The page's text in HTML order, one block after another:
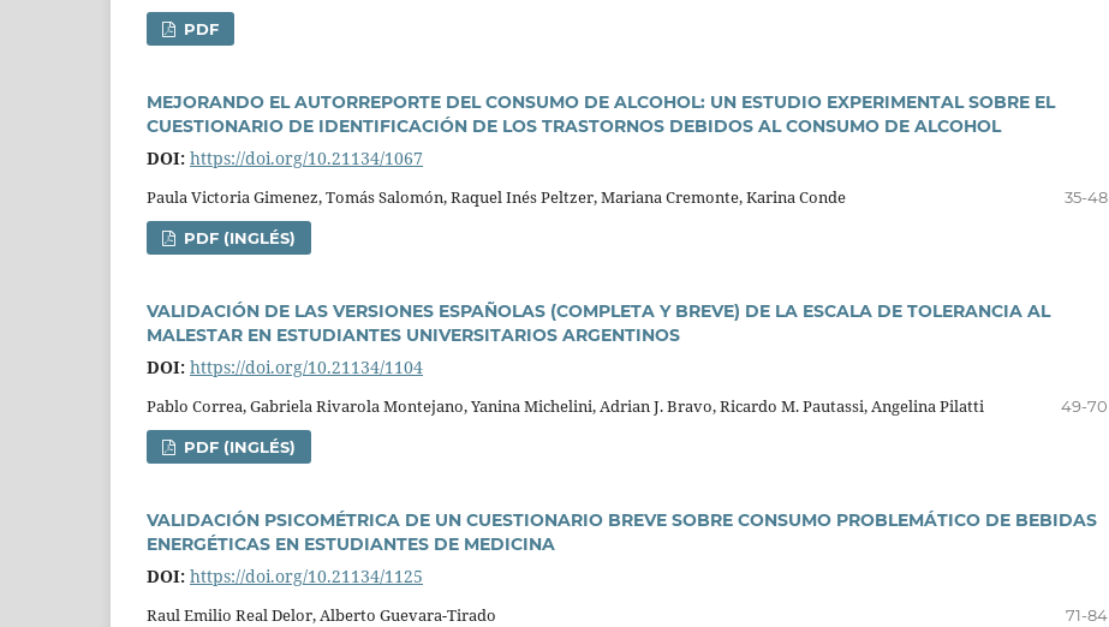
PDF
MEJORANDO EL AUTORREPORTE DEL CONSUMO DE ALCOHOL: UN ESTUDIO EXPERIMENTAL SOBRE EL
CUESTIONARIO DE IDENTIFICACIÓN DE LOS TRASTORNOS DEBIDOS AL CONSUMO DE ALCOHOL
DOI: https://doi.org/10.21134/1067
Paula Victoria Gimenez, Tomás Salomón, Raquel Inés Peltzer, Mariana Cremonte, Karina Conde 35-48
PDF (INGLÉS)
VALIDACIÓN DE LAS VERSIONES ESPAÑOLAS (COMPLETA Y BREVE) DE LA ESCALA DE TOLERANCIA AL
MALESTAR EN ESTUDIANTES UNIVERSITARIOS ARGENTINOS
DOI: https://doi.org/10.21134/1104
Pablo Correa, Gabriela Rivarola Montejano, Yanina Michelini, Adrian J. Bravo, Ricardo M. Pautassi, Angelina Pilatti 49-70
PDF (INGLÉS)
VALIDACIÓN PSICOMÉTRICA DE UN CUESTIONARIO BREVE SOBRE CONSUMO PROBLEMÁTICO DE BEBIDAS
ENERGÉTICAS EN ESTUDIANTES DE MEDICINA
DOI: https://doi.org/10.21134/1125
Raul Emilio Real Delor, Alberto Guevara-Tirado 71-84